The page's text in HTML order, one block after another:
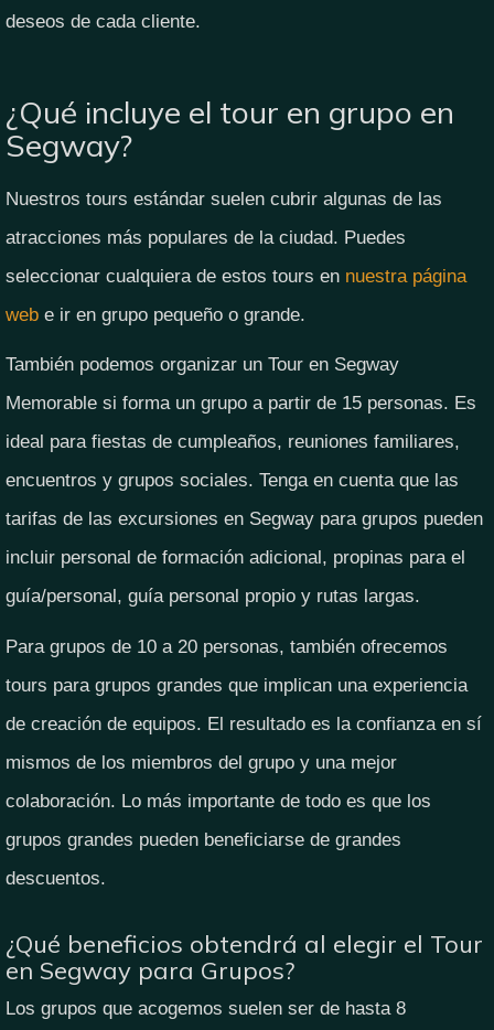
deseos de cada cliente.
¿Qué incluye el tour en grupo en
Segway?
Nuestros tours estándar suelen cubrir algunas de las
atracciones más populares de la ciudad. Puedes
seleccionar cualquiera de estos tours en nuestra página
web e ir en grupo pequeño o grande.
También podemos organizar un Tour en Segway
Memorable si forma un grupo a partir de 15 personas. Es
ideal para fiestas de cumpleaños, reuniones familiares,
encuentros y grupos sociales. Tenga en cuenta que las
tarifas de las excursiones en Segway para grupos pueden
incluir personal de formación adicional, propinas para el
guía/personal, guía personal propio y rutas largas.
Para grupos de 10 a 20 personas, también ofrecemos
tours para grupos grandes que implican una experiencia
de creación de equipos. El resultado es la confianza en sí
mismos de los miembros del grupo y una mejor
colaboración. Lo más importante de todo es que los
grupos grandes pueden beneficiarse de grandes
descuentos.
¿Qué beneficios obtendrá al elegir el Tour
en Segway para Grupos?
Los grupos que acogemos suelen ser de hasta 8